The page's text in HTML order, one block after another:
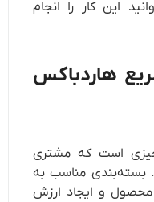
این کار را انجام
هاردباکس
است که مشتری
بسته‌بندی مناسب به
و ایجاد ارزش